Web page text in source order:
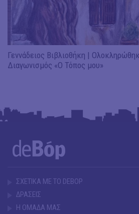
Γεννάδειος Βιβλιοθήκη |
Διαγωνισμός «Ο Τόπος μου»
ΣΧΕΤΙΚΑ ΜΕ ΤΟ DEBOP
ΔΡΑΣΕΙΣ
Η ΟΜΑΔΑ ΜΑΣ